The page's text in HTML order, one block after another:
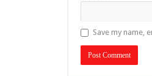
Save my name,